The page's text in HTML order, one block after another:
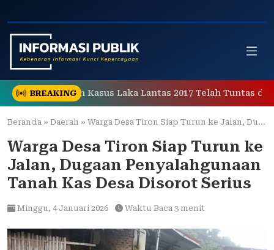
to
content
BREAKING
Penanganan Kasus Laka Lantas 2017 Telah Tuntas dan
Beranda » Daerah » Warga Desa Tiron Siap Turun ke Jalan, Dugaan Penyalahgunaan Tanah Kas Desa Disorot Serius
Warga Desa Tiron Siap Turun ke
Jalan, Dugaan Penyalahgunaan
Tanah Kas Desa Disorot Serius
Minggu, 4 Januari 2026 Waktu Baca 3 menit